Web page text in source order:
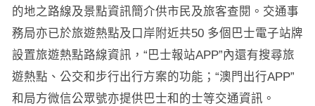
的地之路線及景點資訊簡介供市民及旅客查閱。交通事
務局亦已於旅遊熱點及口岸附近共50 多個巴士電子站牌
設置旅遊熱點路線資訊，“巴士報站APP”內還有搜尋旅
遊熱點、公交和步行出行方案的功能；“澳門出行APP”
和局方微信公眾號亦提供巴士和的士等交通資訊。